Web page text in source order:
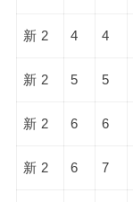
新 2 4 4
新 2 5 5
新 2 6 6
新 2 6 7